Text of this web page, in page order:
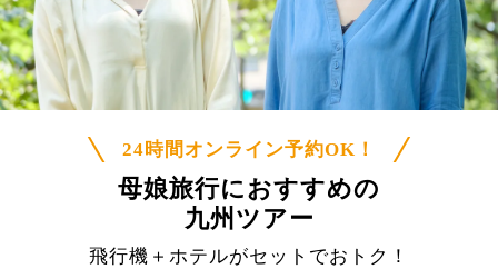
24時間オンライン予約OK！
母娘旅行におすすめの
九州ツアー
飛行機＋ホテルがセットでおトク！